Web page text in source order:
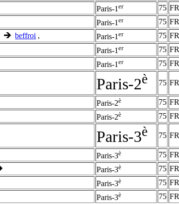
Paris-1 er 75 FR
Paris-1 er 75 FR
beffroi , Paris-1 er 75 FR
Paris-1 er 75 FR
Paris-1 er 75 FR
Paris-2è 75 FR
Paris-2è 75 FR
Paris-2è 75 FR
Paris-3è 75 FR
Paris-3è 75 FR
Paris-3è 75 FR
Paris-3è 75 FR
Paris-3è 75 FR